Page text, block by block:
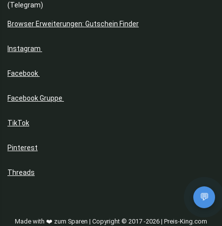
(Telegram)
Browser Erweiterungen: Gutschein Finder
Instagram
Facebook
Facebook Gruppe
TikTok
Pinterest
Threads
Made with ❤️ zum Sparen | Copyright © 2017 -2026 | Preis-King.com
💬